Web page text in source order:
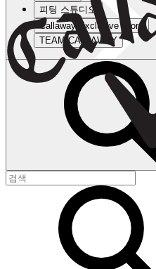
피팅 스튜디오
Callaway Exclusive Store
TEAM CALLAWAY